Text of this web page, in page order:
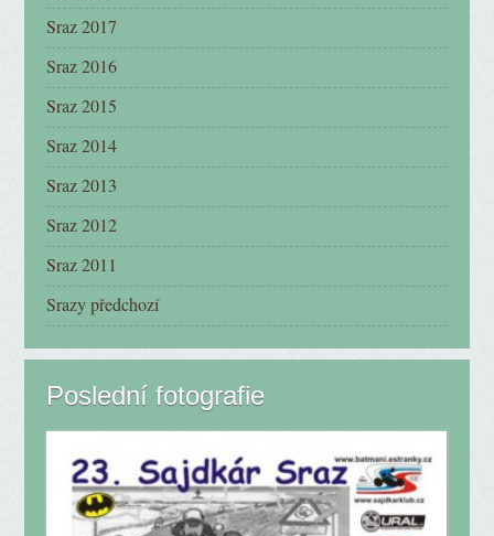
Sraz 2017
Sraz 2016
Sraz 2015
Sraz 2014
Sraz 2013
Sraz 2012
Sraz 2011
Srazy předchozí
Poslední fotografie